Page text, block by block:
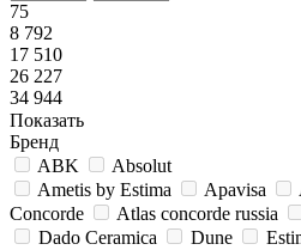
75
8 792
17 510
26 227
34 944
Показать
Бренд
ABK
Absolut
Ametis by Estima
Apavisa
Concorde
Atlas concorde russia
Dado Ceramica
Dune